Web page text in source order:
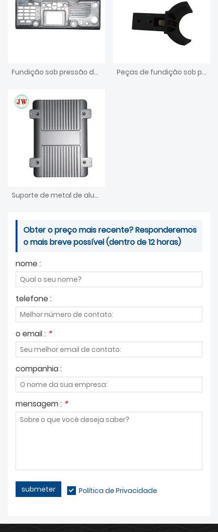
Fundição sob pressão de usinagem CNC de investimento de peças de forjamento a quente de latão Peças de fundição sob pressão de alumínio para agricultura de móveis
Suporte de metal de alumínio fundido
Obter o preço mais recente? Responderemos
o mais breve possível (dentro de 12 horas)
nome :
telefone :
o email : *
companhia :
mensagem : *
submeter Política de Privacidade